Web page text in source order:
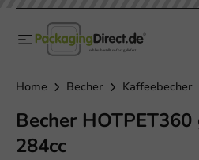
Home Becher Kaffeebecher
Becher
284cc